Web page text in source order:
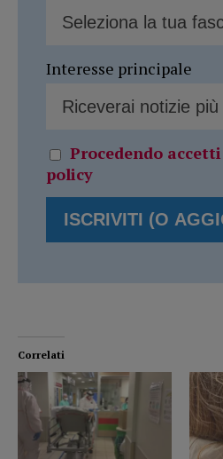
Interesse principale
Procedendo
policy
Correlati